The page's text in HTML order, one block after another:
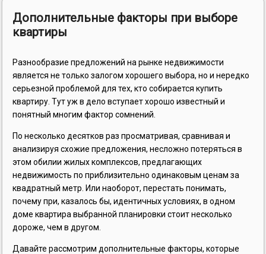
Дополнительные факторы при выборе
квартиры
Разнообразие предложений на рынке недвижимости
является не только залогом хорошего выбора, но и нередко
серьезной проблемой для тех, кто собирается купить
квартиру. Тут уж в дело вступает хорошо известный и
понятный многим фактор сомнений.
По несколько десятков раз просматривая, сравнивая и
анализируя схожие предложения, несложно потеряться в
этом обилии жилых комплексов, предлагающих
недвижимость по приблизительно одинаковым ценам за
квадратный метр. Или наоборот, перестать понимать,
почему при, казалось бы, идентичных условиях, в одном
доме квартира выбранной планировки стоит несколько
дороже, чем в другом.
Давайте рассмотрим дополнительные факторы, которые